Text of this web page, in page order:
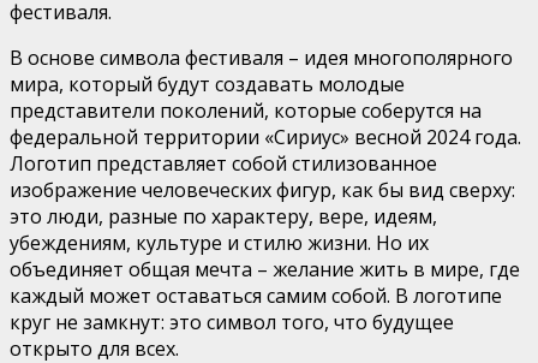
фестиваля.
В основе символа фестиваля – идея многополярного
мира, который будут создавать молодые
представители поколений, которые соберутся на
федеральной территории «Сириус» весной 2024 года.
Логотип представляет собой стилизованное
изображение человеческих фигур, как бы вид сверху:
это люди, разные по характеру, вере, идеям,
убеждениям, культуре и стилю жизни. Но их
объединяет общая мечта – желание жить в мире, где
каждый может оставаться самим собой. В логотипе
круг не замкнут: это символ того, что будущее
открыто для всех.